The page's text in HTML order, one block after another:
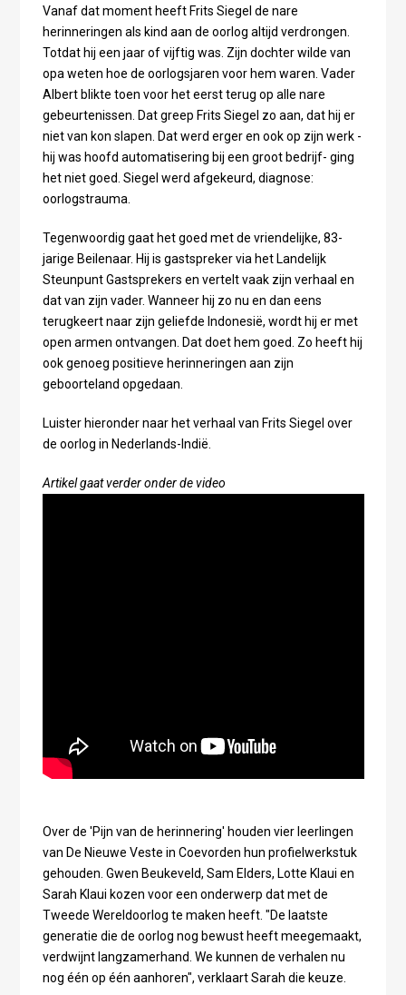
Vanaf dat moment heeft Frits Siegel de nare
herinneringen als kind aan de oorlog altijd verdrongen.
Totdat hij een jaar of vijftig was. Zijn dochter wilde van
opa weten hoe de oorlogsjaren voor hem waren. Vader
Albert blikte toen voor het eerst terug op alle nare
gebeurtenissen. Dat greep Frits Siegel zo aan, dat hij er
niet van kon slapen. Dat werd erger en ook op zijn werk -
hij was hoofd automatisering bij een groot bedrijf- ging
het niet goed. Siegel werd afgekeurd, diagnose:
oorlogstrauma.
Tegenwoordig gaat het goed met de vriendelijke, 83-
jarige Beilenaar. Hij is gastspreker via het Landelijk
Steunpunt Gastsprekers en vertelt vaak zijn verhaal en
dat van zijn vader. Wanneer hij zo nu en dan eens
terugkeert naar zijn geliefde Indonesië, wordt hij er met
open armen ontvangen. Dat doet hem goed. Zo heeft hij
ook genoeg positieve herinneringen aan zijn
geboorteland opgedaan.
Luister hieronder naar het verhaal van Frits Siegel over
de oorlog in Nederlands-Indië.
Artikel gaat verder onder de video
Over de 'Pijn van de herinnering' houden vier leerlingen
van De Nieuwe Veste in Coevorden hun profielwerkstuk
gehouden. Gwen Beukeveld, Sam Elders, Lotte Klaui en
Sarah Klaui kozen voor een onderwerp dat met de
Tweede Wereldoorlog te maken heeft. "De laatste
generatie die de oorlog nog bewust heeft meegemaakt,
verdwijnt langzamerhand. We kunnen de verhalen nu
nog één op één aanhoren", verklaart Sarah die keuze.